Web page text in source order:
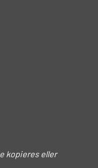
kopieres eller